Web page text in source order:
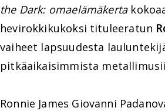
the Dark: omaelämäkerta
hevirokkikukoksi tituleeratun
vaiheet lapsuudesta
pitkäaikaisimmista
Ronnie James Giovanni